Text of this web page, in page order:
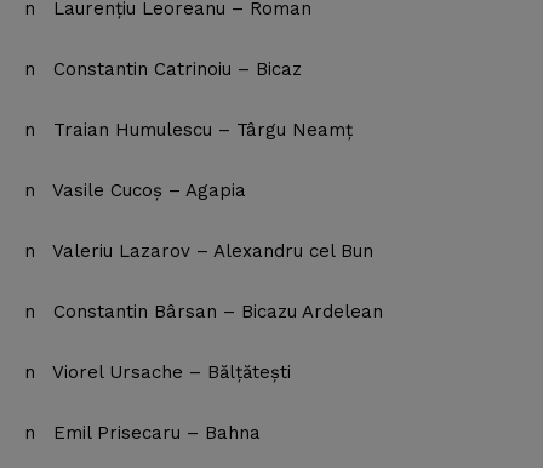
n Laurenţiu Leoreanu – Roman
n Constantin Catrinoiu – Bicaz
n Traian Humulescu – Târgu Neamţ
n Vasile Cucoş – Agapia
n Valeriu Lazarov – Alexandru cel Bun
n Constantin Bârsan – Bicazu Ardelean
n Viorel Ursache – Bălţăteşti
n Emil Prisecaru – Bahna